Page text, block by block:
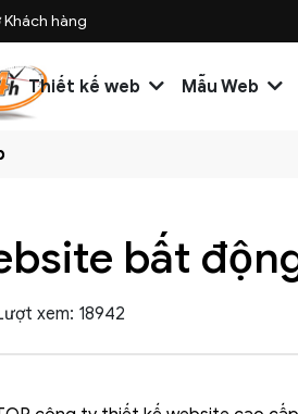
Khách hàng
Thiết kế web Mẫu Web
bất
xem: 18942